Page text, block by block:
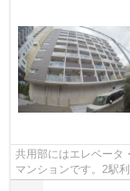
共用部にはエレベータ
マンションです。2駅
りとデザインに関して